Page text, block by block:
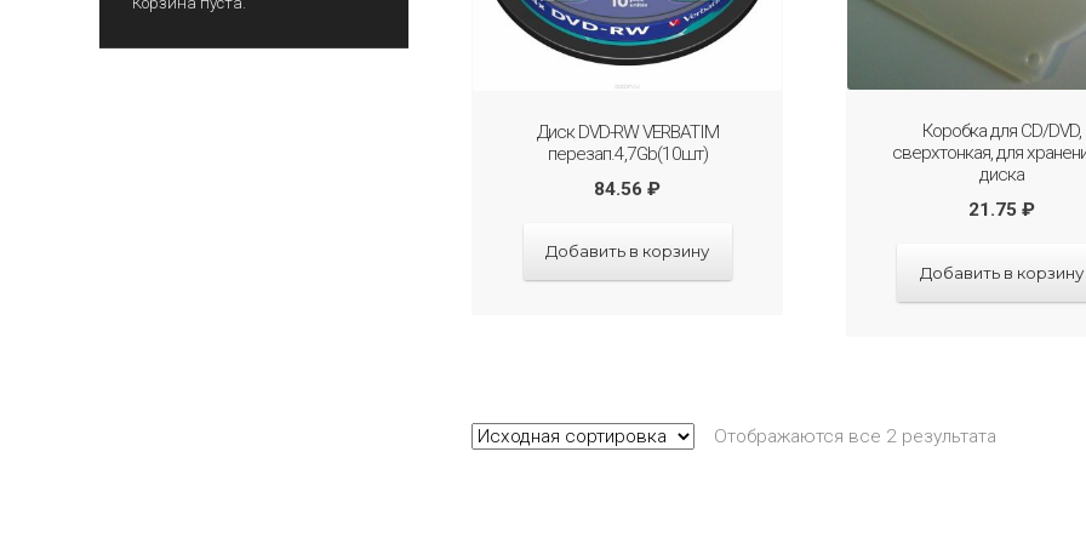
Диск DVD-RW VERBATIM
перезап.4,7Gb(10шт)
84.56₽
Добавить в корзину
Коробка для CD/DVD,
сверхтонкая, для
диска
21.75 ₽
Добавить в корзину
Отображаются все 2 результата